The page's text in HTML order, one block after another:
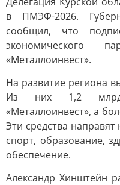
в ПМЭФ-2026.
сообщил, что
экономического
«Металлоинвест».
На развитие региона
Из них 1,2 млрд
«Металлоинвест», а
Эти средства
спорт, образование,
обеспечение.
Александр Хинштейн